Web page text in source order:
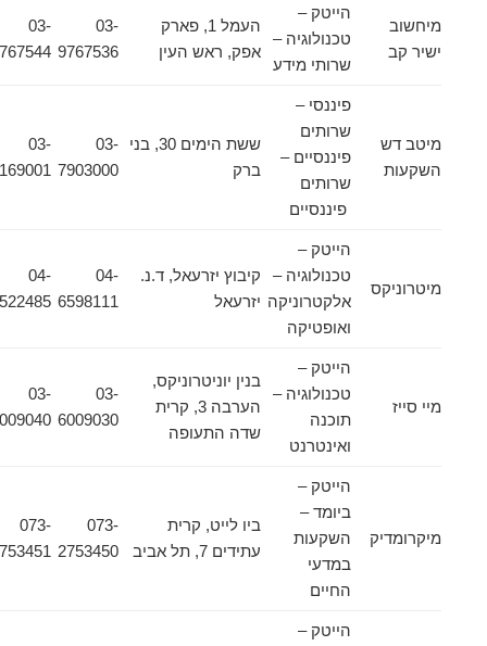
מיחשוב
ישיר קב
הייטק –
טכנולוגיה –
שרותי מידע
העמל 1, פארק
אפק, ראש העין
9767536
9767544
מיטב דש
השקעות
פיננסי –
שרותים
פיננסיים –
שרותים
פיננסיים
ששת הימים 30, בני 03-
7903000
5169001
מיטרוניקס
הייטק –
טכנולוגיה –
אלקטרוניקה
ואופטיקה
קיבוץ יזרעאל, ד.נ.
יזרעאל
04-
6598111
6522485
מיי סייז
הייטק –
טכנולוגיה –
תוכנה
ואינטרנט
בנין יוניטרוניקס,
הערבה 3, קרית
שדה התעופה
6009030
6009040
מיקרומדיק
הייטק –
ביומד –
השקעות
במדעי
החיים
ביו לייט, קרית
עתידים 7, תל אביב
073-
2753450
073-
2753451
הייטק –